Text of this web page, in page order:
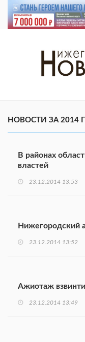
НОВОСТИ ЗА 2014
В районах
властей
23.12.2014 13:53
Нижегородский
23.12.2014 13:52
Ажиотаж
23.12.2014 13:49